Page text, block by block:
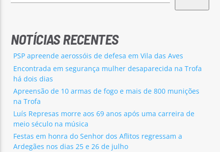
NOTÍCIAS RECENTES
PSP apreende aerossóis de defesa em Vila das Aves
Encontrada em segurança mulher desaparecida na Trofa
há dois dias
Apreensão de 10 armas de fogo e mais de 800 munições
na Trofa
Luís Represas morre aos 69 anos após uma carreira de
meio século na música
Festas em honra do Senhor dos Aflitos regressam a
Ardegães nos dias 25 e 26 de julho